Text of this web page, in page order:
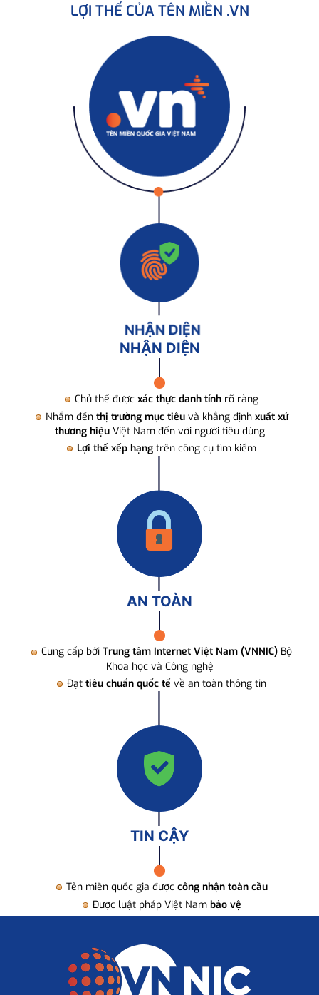
LỢI THẾ CỦA TÊN MIỀN .VN
NHẬN DIỆN
Chủ thể được xác thực danh tính rõ ràng
Nhắm đến thị trường mục tiêuvà khẳng định xuất xứ
thương hiệuViệt Nam đến với người tiêu dùng
Lợi thế xếp hạng trên công cụ tìm kiếm
AN TOÀN
Cung cấp bởi Trung tâm Internet Việt Nam (VNNIC) Bộ
Khoa học và Công nghệ
Đạt tiêu chuẩn quốc tế về an toàn thông tin
TIN CẬY
Tên miền quốc gia được công nhận toàn cầu
Được luật pháp Việt Nam bảo vệ